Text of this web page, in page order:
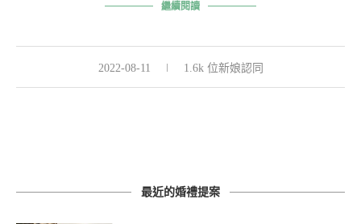
繼續閱讀
2022-08-11 1.6k 位新娘認同
最近的婚禮提案